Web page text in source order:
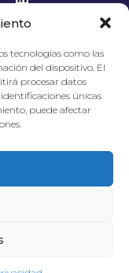
tecnologías como las
del dispositivo. El
procesar datos
únicas
puede afectar
de Crédito